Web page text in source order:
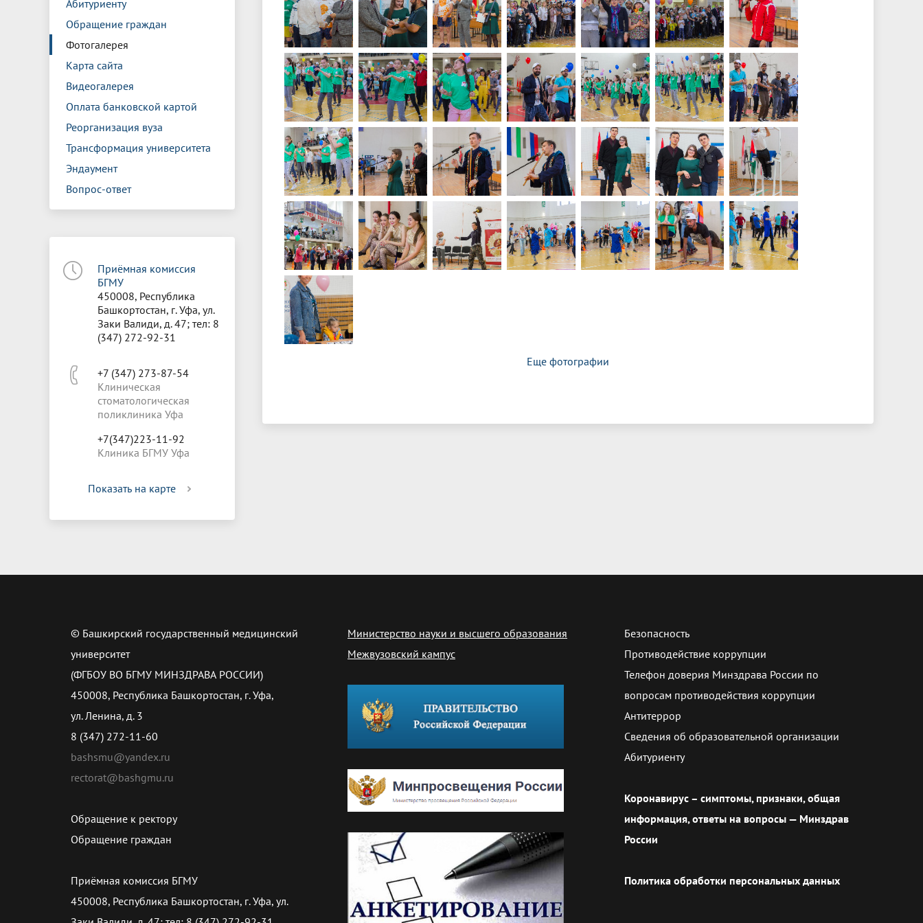
Абитуриенту
Обращение граждан
Фотогалерея
Карта сайта
Видеогалерея
Оплата банковской картой
Реорганизация вуза
Трансформация университета
Эндаумент
Вопрос-ответ
Приёмная комиссия
БГМУ
450008, Республика
Башкортостан, г. Уфа, ул.
Заки Валиди, д. 47; тел: 8
(347) 272-92-31
+7 (347) 273-87-54
Клиническая
стоматологическая
поликлиника Уфа
+7(347)223-11-92
Клиника БГМУ Уфа
Показать на карте
Еще фотографии
© Башкирский государственный медицинский
университет
(ФГБОУ ВО БГМУ МИНЗДРАВА РОССИИ)
450008, Республика Башкортостан, г. Уфа,
ул. Ленина, д. 3
8 (347) 272-11-60
bashsmu@yandex.ru
rectorat@bashgmu.ru
Обращение к ректору
Обращение граждан
Приёмная комиссия БГМУ
450008, Республика Башкортостан, г. Уфа, ул.
Министерство науки и высшего образования
Межвузовский кампус
Безопасность
Противодействие коррупции
Телефон доверия Минздрава России по
вопросам противодействия коррупции
Антитеррор
Сведения об образовательной организации
Абитуриенту
Коронавирус – симптомы, признаки, общая
информация, ответы на вопросы — Минздрав
России
Политика обработки персональных данных